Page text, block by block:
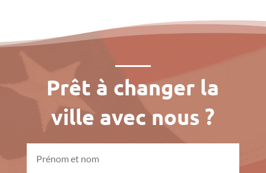
Prêt à changer la
ville avec nous ?